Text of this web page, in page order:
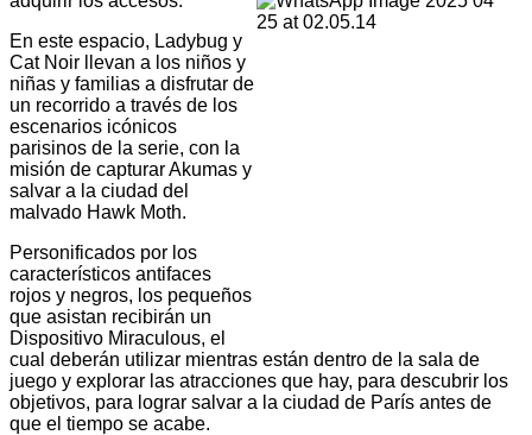
En este espacio, Ladybug y
Cat Noir llevan a los niños y
niñas y familias a disfrutar de
un recorrido a través de los
escenarios icónicos
parisinos de la serie, con la
misión de capturar Akumas y
salvar a la ciudad del
malvado Hawk Moth.
Personificados por los
característicos antifaces
rojos y negros, los pequeños
que asistan recibirán un
Dispositivo Miraculous, el
cual deberán utilizar mientras están dentro de la sala de
juego y explorar las atracciones que hay, para descubrir los
objetivos, para lograr salvar a la ciudad de París antes de
que el tiempo se acabe.